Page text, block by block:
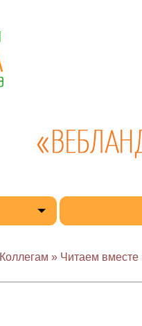
Коллегам » Читаем